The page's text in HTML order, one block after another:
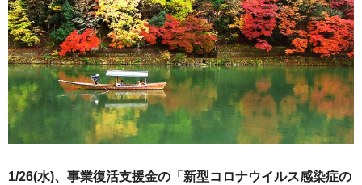
1/26(水)、事業復活支援金の「新型コロナウイルス感染症の